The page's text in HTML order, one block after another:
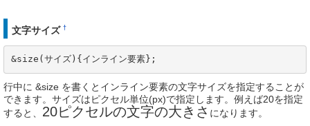
文字サイズ †
&size(サイズ){インライン要素};
行中に &size を書くとインライン要素の文字サイズを指定することが
できます。サイズはピクセル単位(px)で指定します。例えば20を指定
すると、 20ピクセルの文字の大きさ になります。